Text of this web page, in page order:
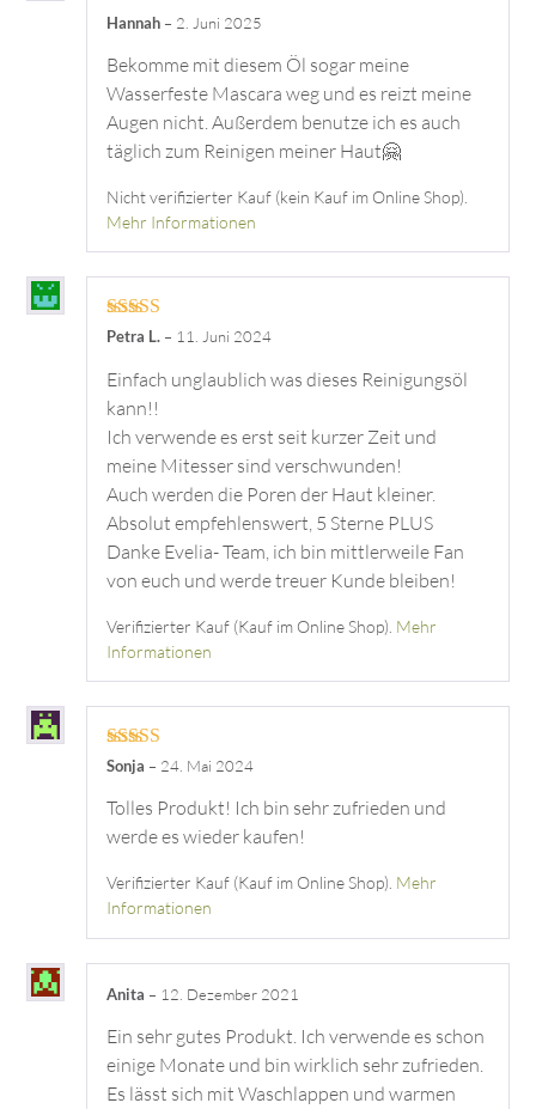
Bewertet mit
Hannah – 2. Juni 2025
Bekomme mit diesem Öl sogar meine
Wasserfeste Mascara weg und es reizt meine
Augen nicht. Außerdem benutze ich es auch
täglich zum Reinigen meiner Haut🤗
Nicht verifizierter Kauf (kein Kauf im Online Shop).
Mehr Informationen
Bewertet mit
Petra L. – 11. Juni 2024
Einfach unglaublich was dieses Reinigungsöl
kann!!
Ich verwende es erst seit kurzer Zeit und
meine Mitesser sind verschwunden!
Auch werden die Poren der Haut kleiner.
Absolut empfehlenswert, 5 Sterne PLUS
Danke Evelia- Team, ich bin mittlerweile Fan
von euch und werde treuer Kunde bleiben!
Verifizierter Kauf (Kauf im Online Shop). Mehr
Informationen
Bewertet mit
Sonja – 24. Mai 2024
Tolles Produkt! Ich bin sehr zufrieden und
werde es wieder kaufen!
Verifizierter Kauf (Kauf im Online Shop). Mehr
Informationen
Anita – 12. Dezember 2021
Ein sehr gutes Produkt. Ich verwende es schon
einige Monate und bin wirklich sehr zufrieden.
Es lässt sich mit Waschlappen und warmen